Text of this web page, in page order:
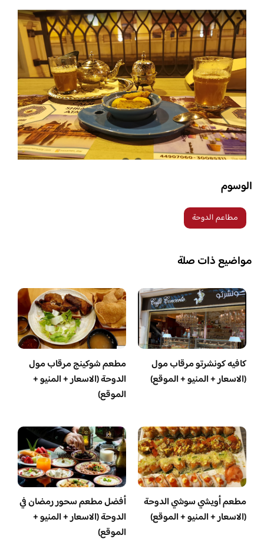
الوسوم
مطاعم الدوحة
مواضيع ذات صلة
كافيه كونشرتو مرقاب مول
(الاسعار + المنيو + الموقع)
مطعم شوكينج مرقاب مول
الدوحة (الاسعار + المنيو +
الموقع)
مطعم أويشي سوشي الدوحة
(الاسعار + المنيو + الموقع)
أفضل مطعم سحور رمضان في
الدوحة (الاسعار + المنيو +
الموقع)